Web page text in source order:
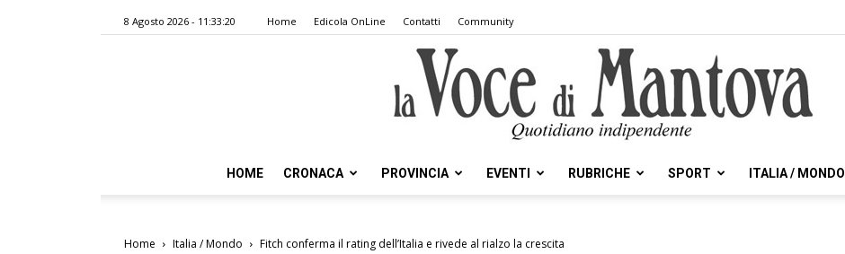
8 Agosto 2026 - 11:33:20 Home Edicola OnLine Contatti Community
HOME CRONACA PROVINCIA EVENTI RUBRICHE SPORT ITALIA / MONDO
Home Italia / Mondo Fitch conferma il rating dell’Italia e rivede al rialzo la crescita